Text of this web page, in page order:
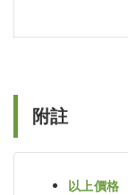
附註
以上價格